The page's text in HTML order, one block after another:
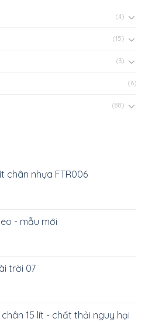
(4)
(15)
(3)
(6)
(88)
chân nhựa FTR006
- mẫu mới
trời 07
15 lít - chất thải nguy hại